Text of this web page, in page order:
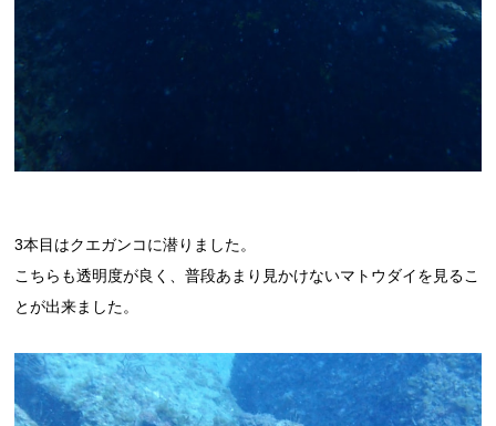
3本目はクエガンコに潜りました。
こちらも透明度が良く、普段あまり見かけないマトウダイを見るこ
とが出来ました。